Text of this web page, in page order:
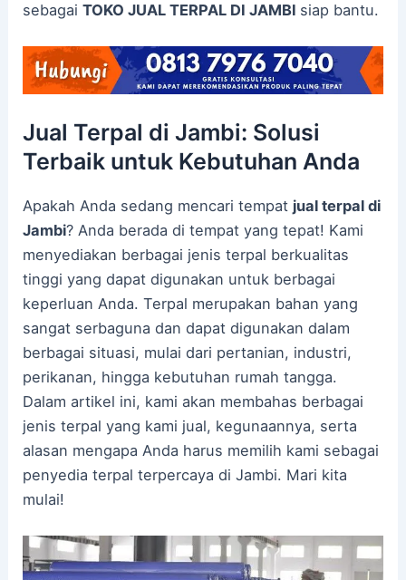
sebagaiTOKO JUAL TERPAL DI JAMBI siap bantu.
Jual Terpal di Jambi: Solusi
Terbaik untuk Kebutuhan Anda
Apakah Anda sedang mencari tempat jual terpal di
Jambi? Anda berada di tempat yang tepat! Kami
menyediakan berbagai jenis terpal berkualitas
tinggi yang dapat digunakan untuk berbagai
keperluan Anda. Terpal merupakan bahan yang
sangat serbaguna dan dapat digunakan dalam
berbagai situasi, mulai dari pertanian, industri,
perikanan, hingga kebutuhan rumah tangga.
Dalam artikel ini, kami akan membahas berbagai
jenis terpal yang kami jual, kegunaannya, serta
alasan mengapa Anda harus memilih kami sebagai
penyedia terpal terpercaya di Jambi. Mari kita
mulai!